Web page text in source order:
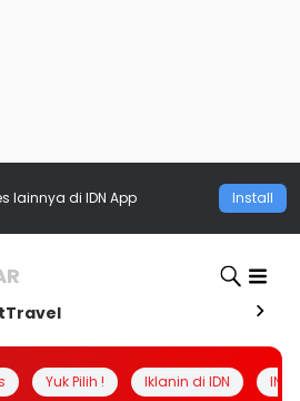
lainnya di IDN App Install
Travel
Yuk Pilih ! Iklanin di IDN